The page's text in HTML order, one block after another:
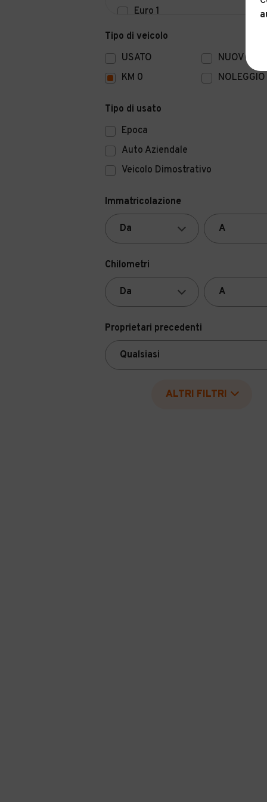
Euro 1
Euro 0
Tipo di veicolo
USATO
NUOVO
KM 0
NOLEGGIO
Tipo di usato
Epoca
Auto Aziendale
Veicolo Dimostrativo
Immatricolazione
Chilometri
Proprietari precedenti
ALTRI FILTRI